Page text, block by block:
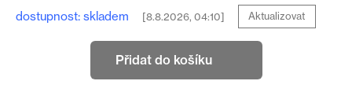
dostupnost: skladem [8.8.2026, 04:10] Aktualizovat